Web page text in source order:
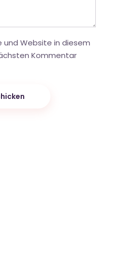
und Website in diesem
Kommentar